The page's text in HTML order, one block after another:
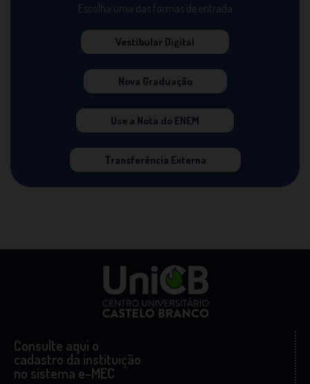
Escolha uma das formas de entrada
Vestibular Digital
Nova Graduação
Use a Nota do ENEM
Transferência Externa
Consulte aqui o
cadastro da instituição
no sistema e-MEC